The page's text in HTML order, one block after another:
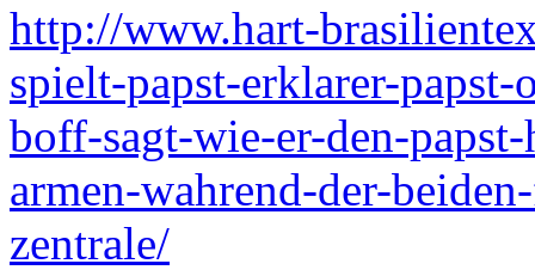
http://www.hart-
spielt-papst-erklarer-
boff-sagt-wie-er-den-
armen-wahrend-der-
zentrale/